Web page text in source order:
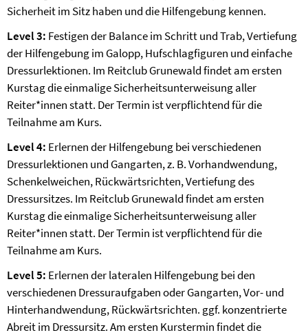
Sicherheit im Sitz haben und die Hilfengebung kennen.
Level 3: Festigen der Balance im Schritt und Trab, Vertiefung
der Hilfengebung im Galopp, Hufschlagfiguren und einfache
Dressurlektionen. Im Reitclub Grunewald findet am ersten
Kurstag die einmalige Sicherheitsunterweisung aller
Reiter*innen statt. Der Termin ist verpflichtend für die
Teilnahme am Kurs.
Level 4: Erlernen der Hilfengebung bei verschiedenen
Dressurlektionen und Gangarten, z. B. Vorhandwendung,
Schenkelweichen, Rückwärtsrichten, Vertiefung des
Dressursitzes. Im Reitclub Grunewald findet am ersten
Kurstag die einmalige Sicherheitsunterweisung aller
Reiter*innen statt. Der Termin ist verpflichtend für die
Teilnahme am Kurs.
Level 5: Erlernen der lateralen Hilfengebung bei den
verschiedenen Dressuraufgaben oder Gangarten, Vor- und
Hinterhandwendung, Rückwärtsrichten. ggf. konzentrierte
Abreit im Dressursitz. Am ersten Kurstermin findet die